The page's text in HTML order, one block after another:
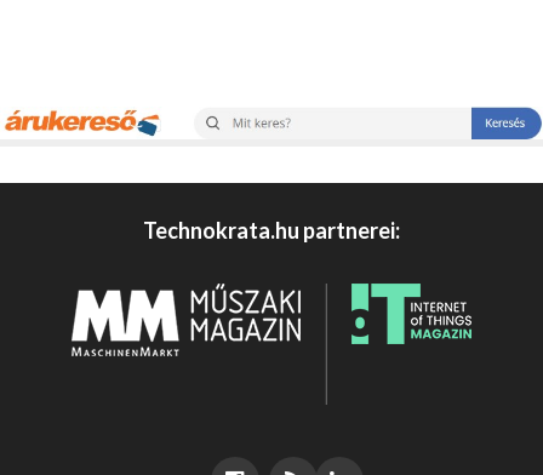
Technokrata.hu partnerei: